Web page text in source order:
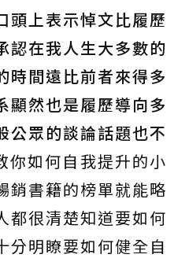
頭上表示悼文比履歷
認在我人生大多數的
時間遠比前者來得多
顯然也是履歷導向多
公眾的談論話題也不
你如何自我提升的小
銷書籍的榜單就能略
都很清楚知道要如何
分明瞭要如何健全自